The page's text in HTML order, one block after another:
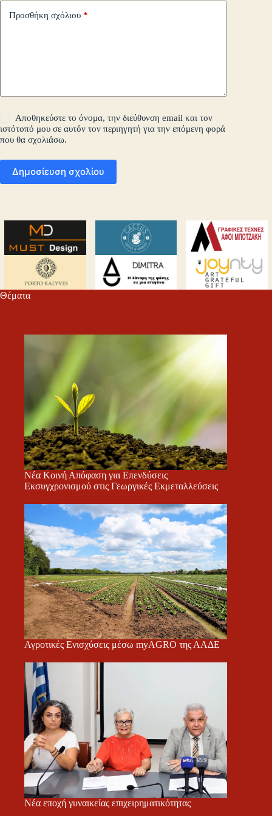
Προσθήκη σχόλιου *
Αποθηκεύστε το όνομα, την διεύθυνση email και τον
ιστότοπό μου σε αυτόν τον περιηγητή για την επόμενη φορά
που θα σχολιάσω.
Δημοσίευση σχολίου
Θέματα
Νέα Κοινή Απόφαση για Επενδύσεις
Εκσυγχρονισμού στις Γεωργικές Εκμεταλλεύσεις
Αγροτικές Ενισχύσεις μέσω myAGRO της ΑΑΔΕ
Νέα εποχή γυναικείας επιχειρηματικότητας